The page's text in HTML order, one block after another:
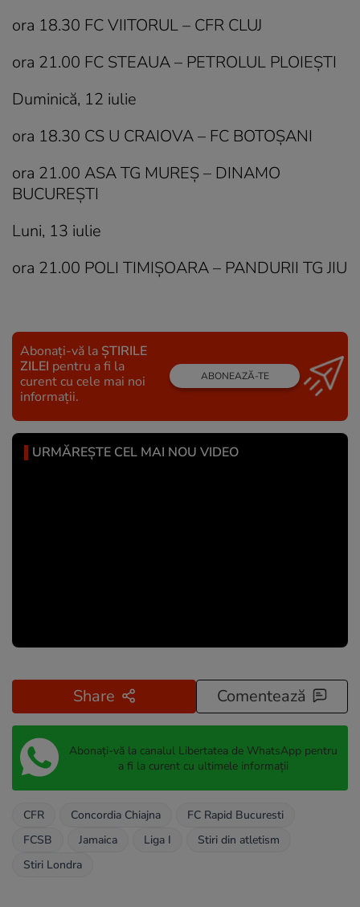
ora 18.30 FC VIITORUL – CFR CLUJ
ora 21.00 FC STEAUA – PETROLUL PLOIEȘTI
Duminică, 12 iulie
ora 18.30 CS U CRAIOVA – FC BOTOȘANI
ora 21.00 ASA TG MUREȘ – DINAMO
BUCUREȘTI
Luni, 13 iulie
ora 21.00 POLI TIMIȘOARA – PANDURII TG JIU
Abonați-vă la ȘTIRILE
ZILEI pentru a fi la
curent cu cele mai noi
informații.
ABONEAZĂ-TE
URMĂREȘTE CEL MAI NOU VIDEO
Share Comentează
Abonați-vă la canalul Libertatea de WhatsApp pentru
a fi la curent cu ultimele informații
CFR Concordia Chiajna
FC Rapid Bucuresti
FCSB
Jamaica Liga I
Stiri din atletism
Stiri Londra